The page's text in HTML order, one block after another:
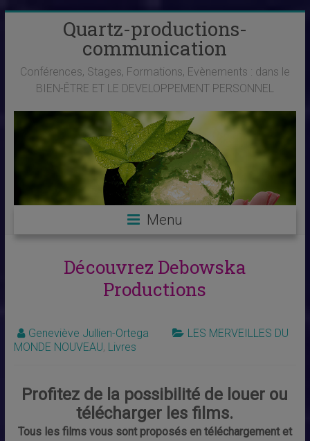
Quartz-productions-
communication
Conférences, Stages, Formations, Evènements : dans le
BIEN-ÊTRE ET LE DEVELOPPEMENT PERSONNEL
Menu
Découvrez Debowska
Productions
Geneviève Jullien-Ortega
LES MERVEILLES DU
MONDE NOUVEAU, Livres
Profitez de la possibilité de louer ou
télécharger les films.
Tous les films vous sont proposés en téléchargement et